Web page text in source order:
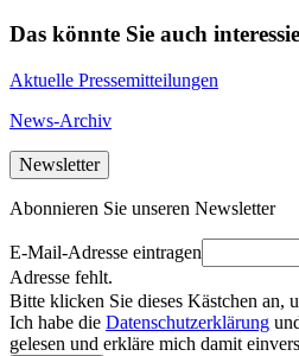
Das könnte Sie auch
Aktuelle Pressemitteilungen
News-Archiv
Newsletter
Abonnieren Sie unseren Newsletter
E-Mail-Adresse eintragen
Adresse fehlt.
Bitte klicken Sie dieses Kästchen an,
Ich habe die Datenschutzerklärung
gelesen und erkläre mich damit